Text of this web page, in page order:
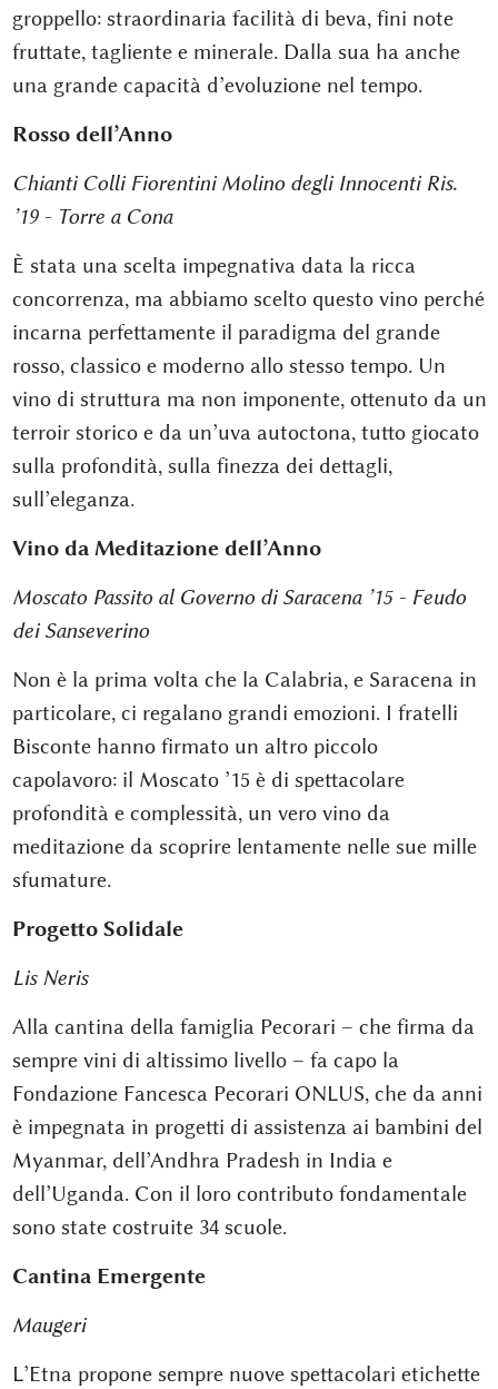
groppello: straordinaria facilità di beva, fini note
fruttate, tagliente e minerale. Dalla sua ha anche
una grande capacità d’evoluzione nel tempo.
Rosso dell’Anno
Chianti Colli Fiorentini Molino degli Innocenti Ris.
’19 - Torre a Cona
È stata una scelta impegnativa data la ricca
concorrenza, ma abbiamo scelto questo vino perché
incarna perfettamente il paradigma del grande
rosso, classico e moderno allo stesso tempo. Un
vino di struttura ma non imponente, ottenuto da un
terroir storico e da un’uva autoctona, tutto giocato
sulla profondità, sulla finezza dei dettagli,
sull’eleganza.
Vino da Meditazione dell’Anno
Moscato Passito al Governo di Saracena ’15 - Feudo
dei Sanseverino
Non è la prima volta che la Calabria, e Saracena in
particolare, ci regalano grandi emozioni. I fratelli
Bisconte hanno firmato un altro piccolo
capolavoro: il Moscato ’15 è di spettacolare
profondità e complessità, un vero vino da
meditazione da scoprire lentamente nelle sue mille
sfumature.
Progetto Solidale
Lis Neris
Alla cantina della famiglia Pecorari – che firma da
sempre vini di altissimo livello – fa capo la
Fondazione Fancesca Pecorari ONLUS, che da anni
è impegnata in progetti di assistenza ai bambini del
Myanmar, dell’Andhra Pradesh in India e
dell’Uganda. Con il loro contributo fondamentale
sono state costruite 34 scuole.
Cantina Emergente
Maugeri
L’Etna propone sempre nuove spettacolari etichette